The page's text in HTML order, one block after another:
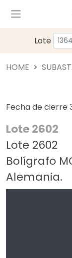
Lote
HOME
Fecha de cierre
Lote 2602
Lote 2602
Bolígrafo
Alemania.